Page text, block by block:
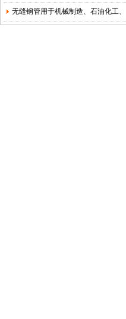
无缝钢管用于机械制造、石油化工、